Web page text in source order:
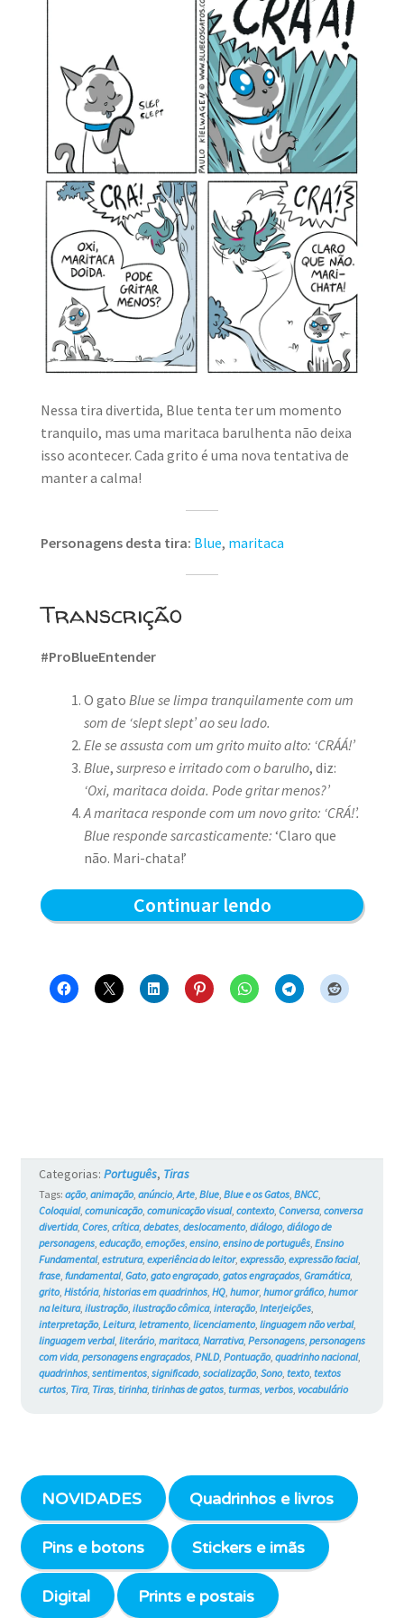
CARRINHO
Nessa tira divertida, Blue tenta ter um momento
tranquilo, mas uma maritaca barulhenta não deixa
isso acontecer. Cada grito é uma nova tentativa de
manter a calma!
Personagens desta tira: Blue, maritaca
Transcrição
#ProBlueEntender
O gato Blue se limpa tranquilamente com um
som de ‘slept slept’ ao seu lado.
Ele se assusta com um grito muito alto: ‘CRÁÁ!’
Blue, surpreso e irritado com o barulho, diz:
‘Oxi, maritaca doida. Pode gritar menos?’
A maritaca responde com um novo grito: ‘CRÁ!’.
Blue responde sarcasticamente: ‘Claro que
não. Mari-chata!’
Continuar lendoBlue
Maritaca
os
Gatos
#766
Categorias: Português, Tiras
Tags: ação, animação, anúncio, Arte, Blue, Blue e os Gatos, BNCC,
Coloquial, comunicação, comunicação visual, contexto, Conversa, conversa
divertida, Cores, crítica, debates, deslocamento, diálogo, diálogo de
personagens, educação, emoções, ensino, ensino de português, Ensino
Fundamental, estrutura, experiência do leitor, expressão, expressão facial,
frase, fundamental, Gato, gato engraçado, gatos engraçados, Gramática,
grito, História, historias em quadrinhos, HQ, humor, humor gráfico, humor
na leitura, ilustração, ilustração cômica, interação, Interjeições,
interpretação, Leitura, letramento, licenciamento, linguagem não verbal,
linguagem verbal, literário, maritaca, Narrativa, Personagens, personagens
com vida, personagens engraçados, PNLD, Pontuação, quadrinho nacional,
quadrinhos, sentimentos, significado, socialização, Sono, texto, textos
curtos, Tira, Tiras, tirinha, tirinhas de gatos, turmas, verbos, vocabulário
NOVIDADES Quadrinhos e livros
Pins e botons Stickers e imãs
Digital Prints e postais